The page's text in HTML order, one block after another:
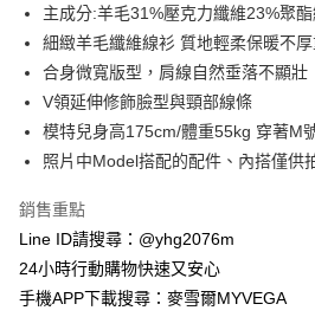
上海商業儲蓄銀行
台
國泰世華商業銀行
兆
臺灣中小企業銀行
台
匯豐（台灣）商業銀行
聯邦商業銀行
元大商業銀行
永
玉山商業銀行
星
台灣樂天信用卡公司
LINE Pay
Apple Pay
街口支付
貨到付款
運送方式
主成分:羊毛31%壓克力纖維23%聚
細緻羊毛纖維線衫 質地輕柔保暖不
合身微寬版型，肩線自然垂落不顯壯
V領延伸修飾臉型與頸部線條
模特兒身高175cm/體重55kg 穿著M
照片中Model搭配的配件、內搭僅供
銷售重點
Line ID請搜尋：@yhg2076m
24小時行動購物快速又安心
手機APP下載搜尋：麥雪爾MYVEGA